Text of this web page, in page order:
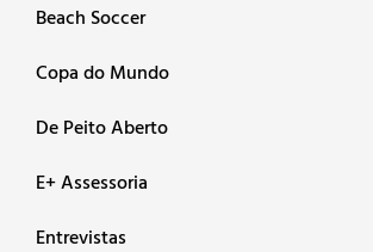
Beach Soccer
Copa do Mundo
De Peito Aberto
E+ Assessoria
Entrevistas